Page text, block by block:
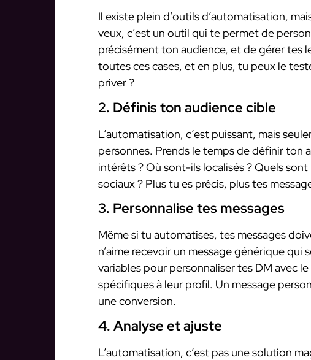
Il existe plein d’outils d’automatisation,
veux, c’est un outil qui te permet de
précisément ton audience, et de gérer tes
toutes ces cases, et en plus, tu peux le
priver ?
2. Définis ton audience cible
L’automatisation, c’est puissant, mais
personnes. Prends le temps de définir ton
intérêts ? Où sont-ils localisés ? Quels
sociaux ? Plus tu es précis, plus tes
3. Personnalise tes messages
Même si tu automatises, tes messages
n’aime recevoir un message générique
variables pour personnaliser tes DM avec
spécifiques à leur profil. Un message
une conversion.
4. Analyse et ajuste
L’automatisation, c’est pas une solution